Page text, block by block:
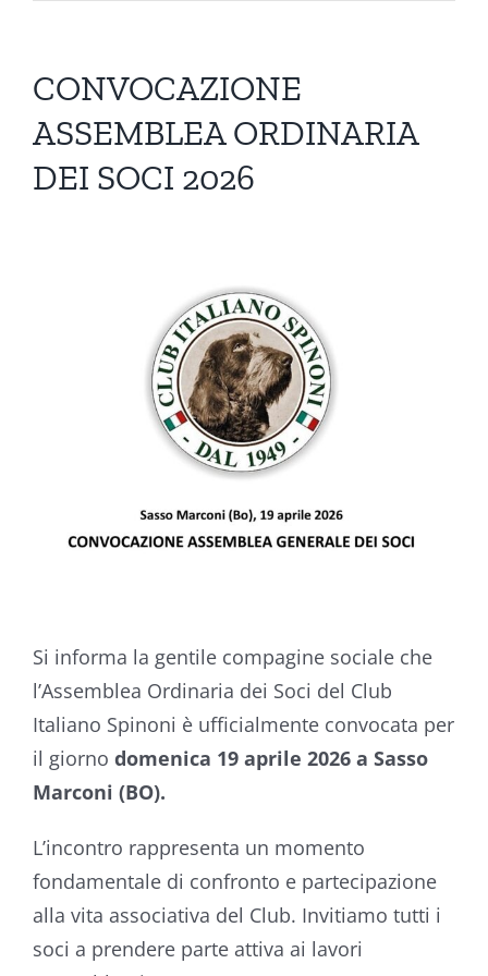
CONVOCAZIONE
ASSEMBLEA ORDINARIA
DEI SOCI 2026
Si informa la gentile compagine sociale che
l’Assemblea Ordinaria dei Soci del Club
Italiano Spinoni è ufficialmente convocata per
il giorno domenica 19 aprile 2026 a Sasso
Marconi (BO).
L’incontro rappresenta un momento
fondamentale di confronto e partecipazione
alla vita associativa del Club. Invitiamo tutti i
soci a prendere parte attiva ai lavori